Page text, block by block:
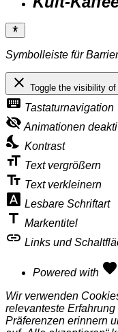
Symbolleiste für
close Toggle the visibility
keyboard Tastaturnavigation
visibility_off Animationen
nights_stay Kontrast
format_size Text vergrößern
text_fields Text verkleinern
font_download Lesbare Schriftart
title Markentitel
link Links und
Powered with favorite
Wir verwenden
relevanteste
Präferenzen erinnern